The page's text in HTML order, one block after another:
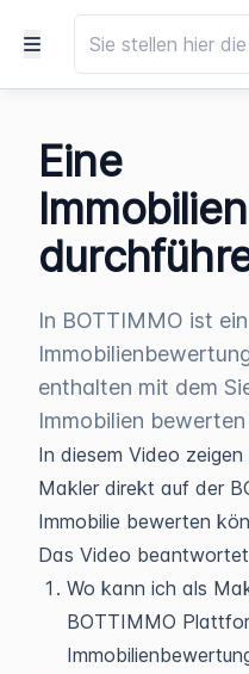
Eine
In BOTTIMMO ist ein
enthalten mit dem
Immobilien
In diesem Video
Makler direkt auf der
Immobilie bewerten
Das Video
Wo kann ich als
BOTTIMMO